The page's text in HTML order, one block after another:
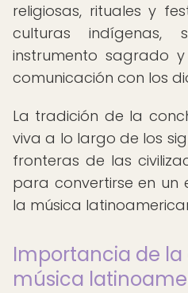
religiosas, rituales y
culturas indígenas,
instrumento sagrado
comunicación con los
La tradición de la
viva a lo largo de los
fronteras de las
para convertirse en un
la música
Importancia de
música